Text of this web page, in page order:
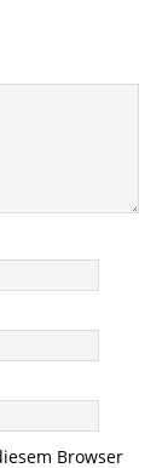
Browser